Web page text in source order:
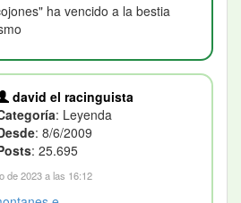
ha vencido a la bestia
david el racinguista
: Leyenda
: 8/6/2009
: 25.695
de 2023 a las 16:12